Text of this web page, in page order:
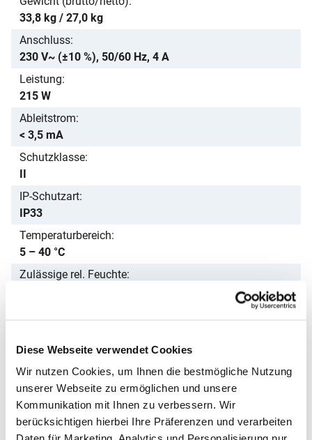
Diese Webseite verwendet Cookies
Wir nutzen Cookies, um Ihnen die bestmögliche Nutzung
unserer Webseite zu ermöglichen und unsere
Kommunikation mit Ihnen zu verbessern. Wir
berücksichtigen hierbei Ihre Präferenzen und verarbeiten
33,8 kg / 27,0 kg
Anschluss
230 V~ (±10 %), 50/60 Hz, 4 A
Leistung
215 W
Ableitstrom
< 3,5 mA
Schutzklasse
II
IP-Schutzart
IP33
Temperaturbereich
5 – 40 °C
Zulässige rel. Feuchte
Lieferumfang
Pipettenreiniger PR 140 DH, Pipettenkorb K 140 B,
Deckel D 140 D, TICKOPUR R 33 (5 l), TICKOPUR TR 3
(1 l)
Passendes Zubehör von ALLPAX